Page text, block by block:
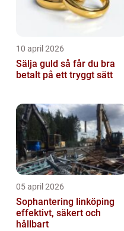
10 april 2026
Sälja guld så får du bra
betalt på ett tryggt sätt
05 april 2026
Sophantering linköping
effektivt, säkert och
hållbart